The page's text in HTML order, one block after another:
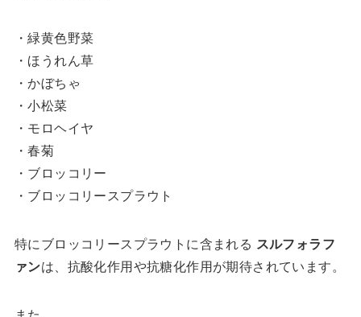
・緑黄色野菜
・ほうれん草
・かぼちゃ
・小松菜
・モロヘイヤ
・春菊
・ブロッコリー
・ブロッコリースプラウト
特にブロッコリースプラウトに含まれる スルフォラフ
ァンは、抗酸化作用や抗糖化作用が期待されています。